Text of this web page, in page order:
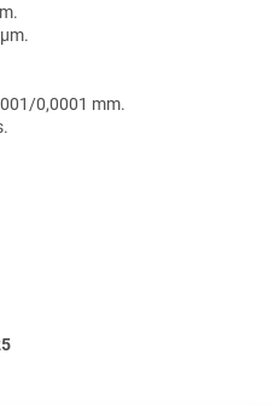
0,0001 mm.